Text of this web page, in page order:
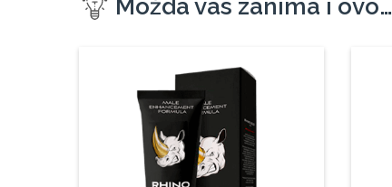
Možda vas zanima i ovo…